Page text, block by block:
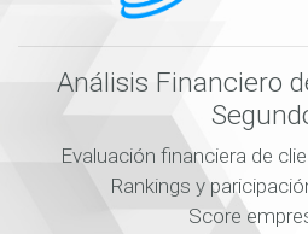
Análisis Financiero
Evaluación financiera de
Rankings y
Score